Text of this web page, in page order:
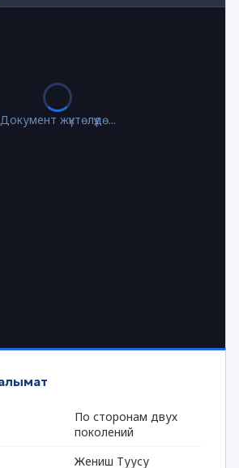
Документ жүктөлүүдө...
По сторонам двух
поколений
Жениш Туусу